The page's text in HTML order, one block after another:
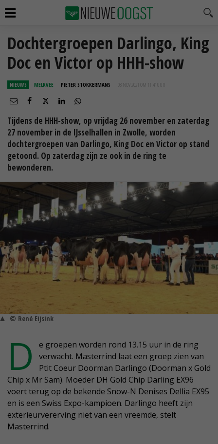
Dochtergroepen Darlingo, King
Doc en Victor op HHH-show
NIEUWS MELKVEE PIETER STOKKERMANS 08 NOV 2021 OM 11:41
Tijdens de HHH-show, op vrijdag 26 november en zaterdag
27 november in de IJsselhallen in Zwolle, worden
dochtergroepen van Darlingo, King Doc en Victor op stand
getoond. Op zaterdag zijn ze ook in de ring te
bewonderen.
© René Eijsink
D
e groepen worden rond 13.15 uur in de ring
verwacht. Masterrind laat een groep zien van
Ptit Coeur Doorman Darlingo (Doorman x Gold
Chip x Mr Sam). Moeder DH Gold Chip Darling EX96
voert terug op de bekende Snow-N Denises Dellia EX95
en is een Swiss Expo-kampioen. Darlingo heeft zijn
exterieurvererving niet van een vreemde, stelt
Masterrind.